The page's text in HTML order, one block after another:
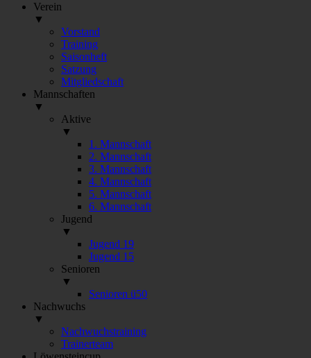
Verein
▼
Vorstand
Training
Saisonheft
Satzung
Mitgliedschaft
Mannschaften
▼
Aktive
▼
1. Mannschaft
2. Mannschaft
3. Mannschaft
4. Mannschaft
5. Mannschaft
6. Mannschaft
Jugend
▼
Jugend 19
Jugend 15
Senioren
▼
Senioren ü50
Nachwuchs
▼
Nachwuchstraining
Trainerteam